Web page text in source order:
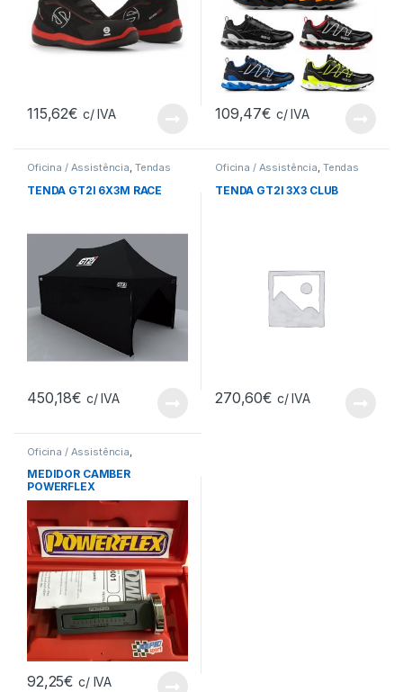
115,62€ c/ IVA 109,47€ c/ IVA
Oficina / Assistência, Tendas
TENDA GT2I 6X3M RACE
450,18€ c/ IVA
Oficina / Assistência, Tendas
TENDA GT2I 3X3 CLUB
270,60€ c/ IVA
Oficina / Assistência
MEDIDOR CAMBER
POWERFLEX
92,25€ c/ IVA